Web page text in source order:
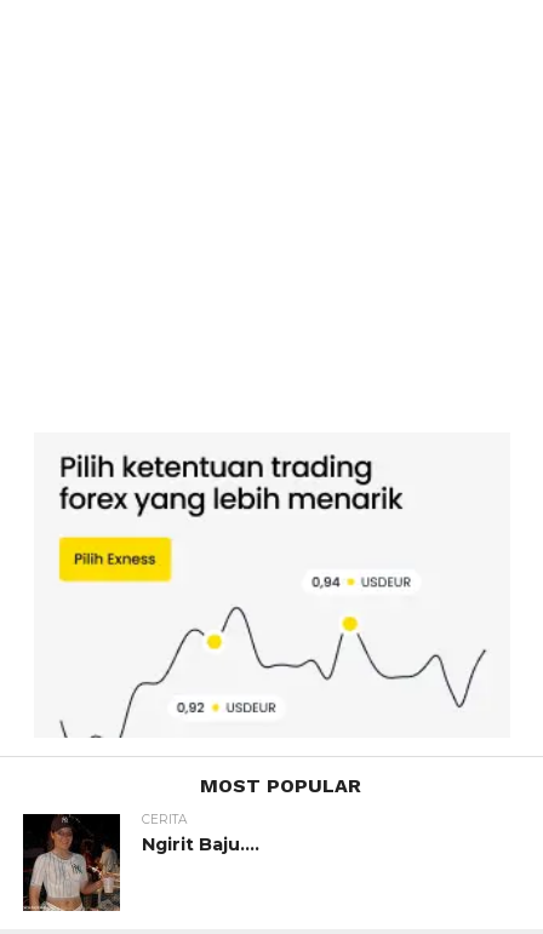
MOST POPULAR
CERITA
Ngirit Baju….